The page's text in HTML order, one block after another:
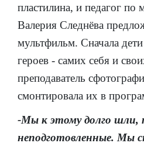
пластилина, и педагог по
Валерия Следнёва
мультфильм. Сначала
героев - самих себя и
преподаватель
смонтировала их в
-Мы к этому долго шли,
неподготовленные. Мы